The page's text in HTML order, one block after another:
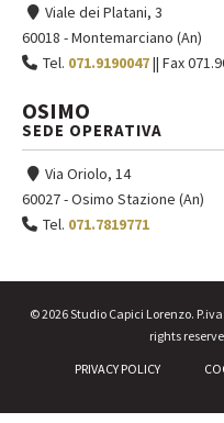
Viale dei Platani, 3
60018 - Montemarciano (An)
Tel. 071.9190047|| Fax
OSIMO
SEDE OPERATIVA
Via Oriolo, 14
60027 - Osimo Stazione (An)
Tel. 071.7819771
© 2026 Studio Capici Lorenzo.
rights
PRIVACY POLICY